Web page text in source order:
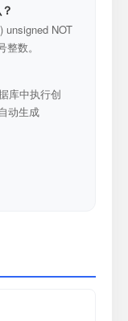
unsigned NOT
数。
库中执行创
动生成